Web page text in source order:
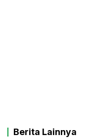
Berita Lainnya